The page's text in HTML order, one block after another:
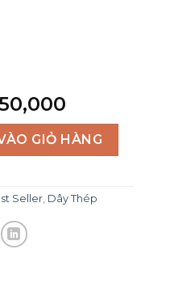
price
is:
₫1,350,000.
GIỎ HÀNG
Seller, Dây Thép